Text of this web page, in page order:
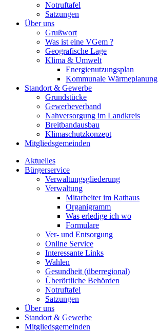
Notruftafel
Satzungen
Über uns
Grußwort
Was ist eine VGem ?
Geografische Lage
Klima & Umwelt
Energienutzungsplan
Kommunale Wärmeplanung
Standort & Gewerbe
Grundstücke
Gewerbeverband
Nahversorgung im Landkreis
Breitbandausbau
Klimaschutzkonzept
Mitgliedsgemeinden
Aktuelles
Bürgerservice
Verwaltungsgliederung
Verwaltung
Mitarbeiter im Rathaus
Organigramm
Was erledige ich wo
Formulare
Ver- und Entsorgung
Online Service
Interessante Links
Wahlen
Gesundheit (überregional)
Überörtliche Behörden
Notruftafel
Satzungen
Über uns
Standort & Gewerbe
Mitgliedsgemeinden